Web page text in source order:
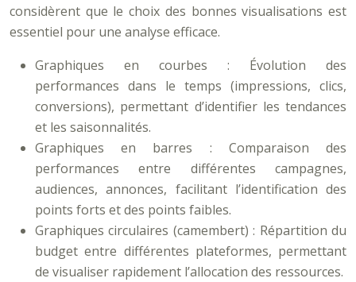
considèrent que le choix des bonnes visualisations est
essentiel pour une analyse efficace.
Graphiques en courbes : Évolution des
performances dans le temps (impressions, clics,
conversions), permettant d’identifier les tendances
et les saisonnalités.
Graphiques en barres : Comparaison des
performances entre différentes campagnes,
audiences, annonces, facilitant l’identification des
points forts et des points faibles.
Graphiques circulaires (camembert) : Répartition du
budget entre différentes plateformes, permettant
de visualiser rapidement l’allocation des ressources.